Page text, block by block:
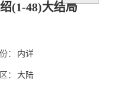
(1-48)大结局
： 内详
： 大陆